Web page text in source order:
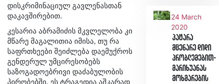
დისკრიმინაციულ გავლენასთან
დაკავშირებით.
კესარია აბრამიძის მკვლელობა კი
მწარე მაგალითია იმისა, თუ რა
საფრთხეები შეიძლება დაემუქროს
გენდერულ უმცირესობებს
საზოგადოებრივი დაძაბულობის
პირობებში. ეს ტრაგედია აშკარად
24 March
2020
პატარა
მცენარე დიდი
პრობლემებით-
მარიხუანას
მოხმარების